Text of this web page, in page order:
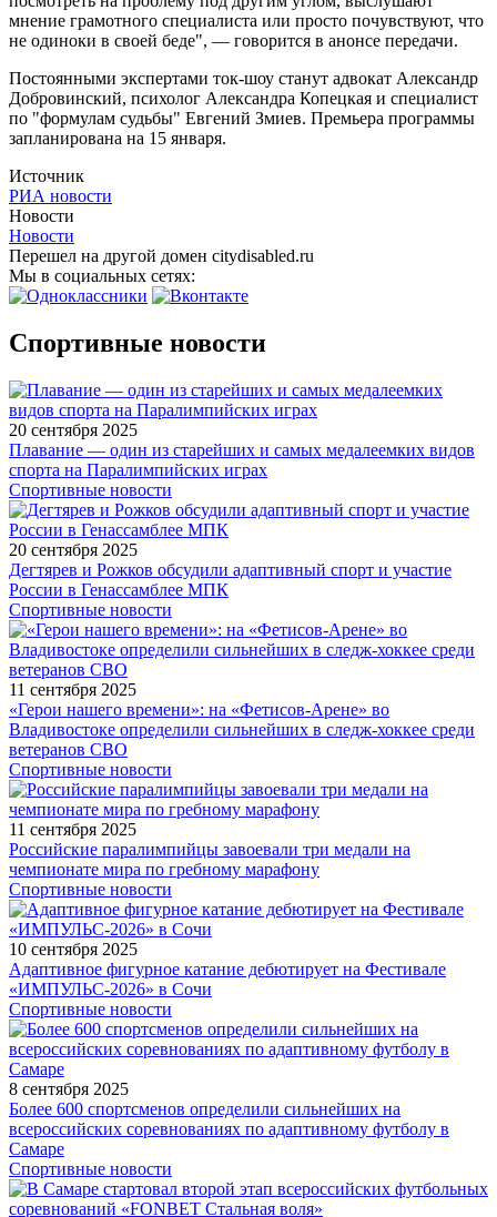
мнение грамотного специалиста или просто почувствуют, что
не одиноки в своей беде", — говорится в анонсе передачи.
Постоянными экспертами ток-шоу станут адвокат Александр
Добровинский, психолог Александра Копецкая и специалист
по "формулам судьбы" Евгений Змиев. Премьера программы
запланирована на 15 января.
Источник
РИА новости
Новости
Новости
Перешел на другой домен citydisabled.ru
Мы в социальных сетях:
Спортивные новости
20 сентября 2025
Плавание — один из старейших и самых медалеемких видов
спорта на Паралимпийских играх
Спортивные новости
20 сентября 2025
Дегтярев и Рожков обсудили адаптивный спорт и участие
России в Генассамблее МПК
Спортивные новости
11 сентября 2025
«Герои нашего времени»: на «Фетисов-Арене» во
Владивостоке определили сильнейших в следж-хоккее среди
ветеранов СВО
Спортивные новости
11 сентября 2025
Российские паралимпийцы завоевали три медали на
чемпионате мира по гребному марафону
Спортивные новости
10 сентября 2025
Адаптивное фигурное катание дебютирует на Фестивале
«ИМПУЛЬС-2026» в Сочи
Спортивные новости
8 сентября 2025
Более 600 спортсменов определили сильнейших на
всероссийских соревнованиях по адаптивному футболу в
Самаре
Спортивные новости